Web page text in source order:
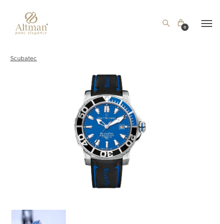
0
Scubatec